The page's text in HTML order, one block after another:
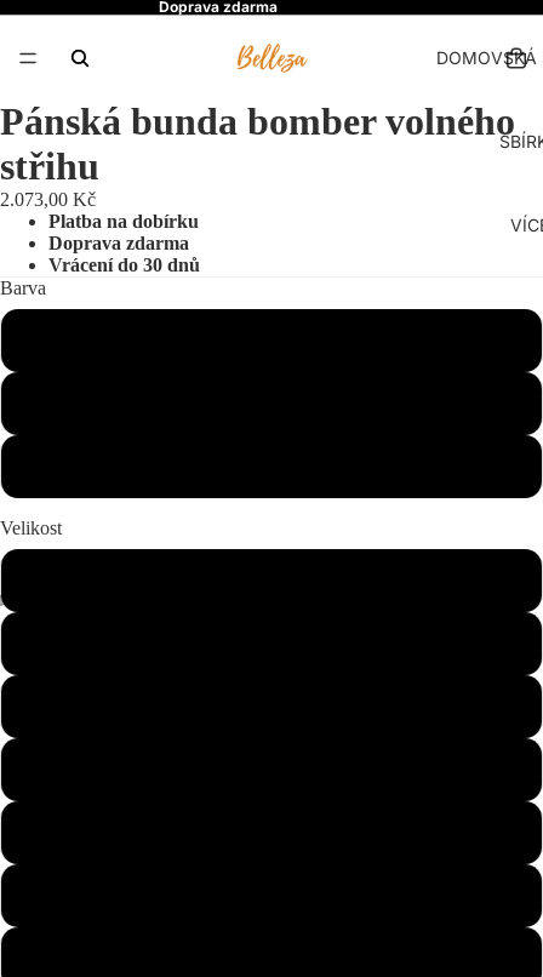
Doprava zdarma
DOMOVSKÁ
Pánská bunda bomber volného
střihu
2.073,00 Kč
Platba na dobírku
Doprava zdarma
Vrácení do 30 dnů
Barva
Velikost